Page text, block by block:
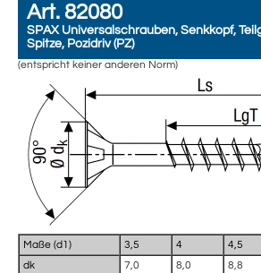
Art. 82080
SPAX Universalschrauben, Senkkopf,
Spitze, Pozidriv (PZ)
(entspricht keiner anderen Norm)
Maße (d1) 3,5 4 4,5
dk
7,0 8,0 8,8